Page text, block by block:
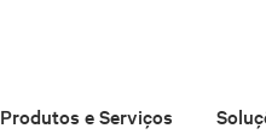
Produtos e Serviços